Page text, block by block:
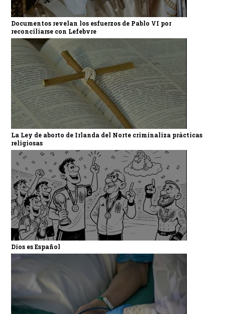
Documentos revelan los esfuerzos de Pablo VI por
reconciliarse con Lefebvre
La Ley de aborto de Irlanda del Norte criminaliza prácticas
religiosas
Dios es Español